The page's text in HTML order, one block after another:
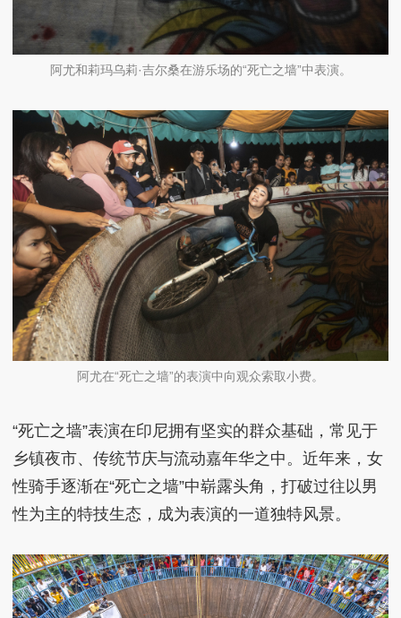
阿尤和莉玛乌莉·吉尔桑在游乐场的“死亡之墙”中表演。
阿尤在“死亡之墙”的表演中向观众索取小费。
“死亡之墙”表演在印尼拥有坚实的群众基础，常见于
乡镇夜市、传统节庆与流动嘉年华之中。近年来，女
性骑手逐渐在“死亡之墙”中崭露头角，打破过往以男
性为主的特技生态，成为表演的一道独特风景。